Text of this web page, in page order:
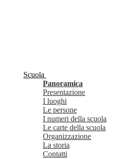
Scuola
Panoramica
Presentazione
I luoghi
Le persone
I numeri della scuola
Le carte della scuola
Organizzazione
La storia
Contatti